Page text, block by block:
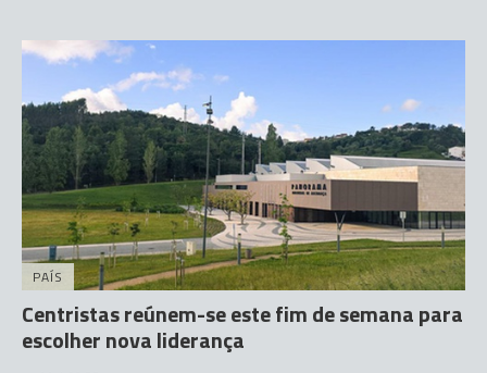
PAÍS
Centristas reúnem-se este fim de semana para
escolher nova liderança